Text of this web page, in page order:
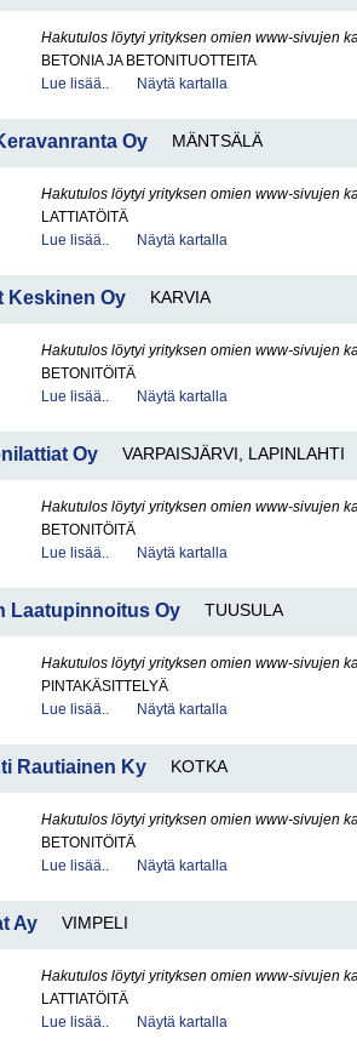
Hakutulos löytyi yrityksen omien www-sivujen
BETONIA JA BETONITUOTTEITA
Lue lisää..
Näytä kartalla
Oy MÄNTSÄLÄ
Hakutulos löytyi yrityksen omien www-sivujen
LATTIATÖITÄ
Lue lisää..
Näytä kartalla
Keskinen Oy KARVIA
Hakutulos löytyi yrityksen omien www-sivujen
BETONITÖITÄ
Lue lisää..
Näytä kartalla
Oy VARPAISJÄRVI, LAPINLAHTI
Hakutulos löytyi yrityksen omien www-sivujen
BETONITÖITÄ
Lue lisää..
Näytä kartalla
Laatupinnoitus Oy TUUSULA
Hakutulos löytyi yrityksen omien www-sivujen
PINTAKÄSITTELYÄ
Lue lisää..
Näytä kartalla
Rautiainen Ky KOTKA
Hakutulos löytyi yrityksen omien www-sivujen
BETONITÖITÄ
Lue lisää..
Näytä kartalla
Ay VIMPELI
Hakutulos löytyi yrityksen omien www-sivujen
LATTIATÖITÄ
Lue lisää..
Näytä kartalla